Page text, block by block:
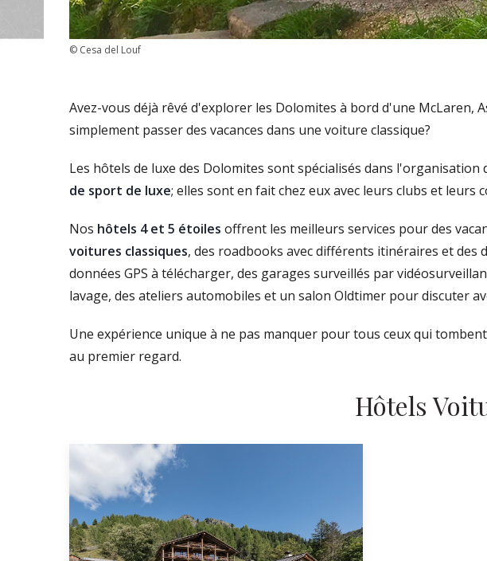
© Cesa del Louf
Avez-vous déjà rêvé d'explorer les Dolomites à bord d'une McLaren,
simplement passer des vacances dans une voiture classique?
Les hôtels de luxe des Dolomites sont spécialisés dans l'organisation
de sport de luxe; elles sont en fait chez eux avec leurs clubs et leurs
Nos hôtels 4 et 5 étoiles offrent les meilleurs services pour des
voitures classiques, des roadbooks avec différents itinéraires et des
données GPS à télécharger, des garages surveillés par
lavage, des ateliers automobiles et un salon Oldtimer pour discuter
Une expérience unique à ne pas manquer pour tous ceux qui
au premier regard.
Hôtels